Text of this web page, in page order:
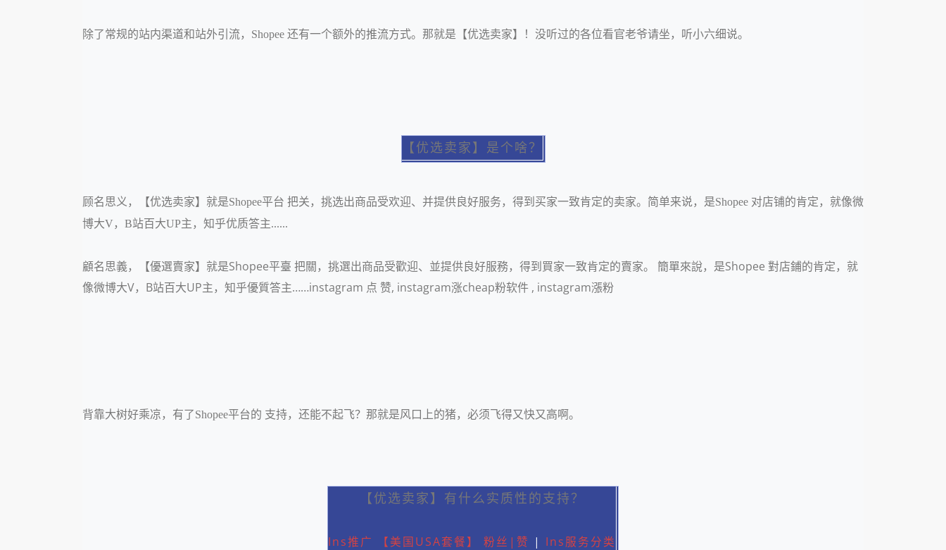
除了常规的站内渠道和站外引流，Shopee 还有一个额外的推流方式。那就是【优选卖家】！ 没听过的各位看官老爷请坐，听小六细说。
【优选卖家】是个啥？
顾名思义，【优选卖家】就是Shopee平台 把关，挑选出商品受欢迎、并提供良好服务，得到买家一致肯定的卖家。简单来说，是Shopee 对店铺的肯定，就像微
博大V，B站百大UP主，知乎优质答主......
顧名思義，【優選賣家】就是Shopee平臺 把關，挑選出商品受歡迎、並提供良好服務，得到買家一致肯定的賣家。 簡單來說，是Shopee 對店鋪的肯定，就
像微博大V，B站百大UP主，知乎優質答主……instagram 点 赞, instagram涨cheap粉软件 , instagram漲粉
背靠大树好乘凉，有了Shopee平台的 支持，还能不起飞？那就是风口上的猪，必须飞得又快又高啊。
【优选卖家】有什么实质性的支持？
Ins推广 【美国USA套餐】 粉丝|赞 | Ins服务分类